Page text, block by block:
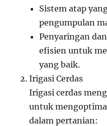
Sistem atap
pengumpulan
Penyaringan
efisien untuk
yang baik.
Irigasi Cerdas
Irigasi cerdas
untuk
dalam pertanian: